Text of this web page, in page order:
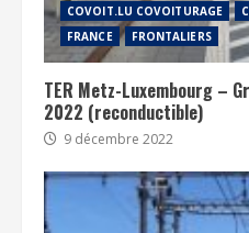
COVOIT.LU COVOITURAGE
FRANCE
FRONTALIERS
TER Metz-Luxembourg –
2022 (reconductible)
9 décembre 2022